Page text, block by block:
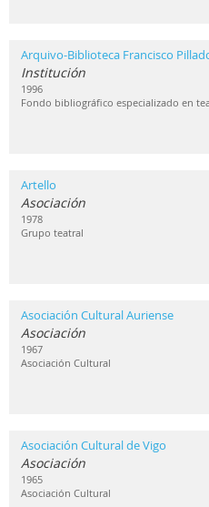
Arquivo-Biblioteca Francisco
Institución
1996
Fondo bibliográfico especializado en
Artello
Asociación
1978
Grupo teatral
Asociación Cultural Auriense
Asociación
1967
Asociación Cultural
Asociación Cultural de Vigo
Asociación
1965
Asociación Cultural